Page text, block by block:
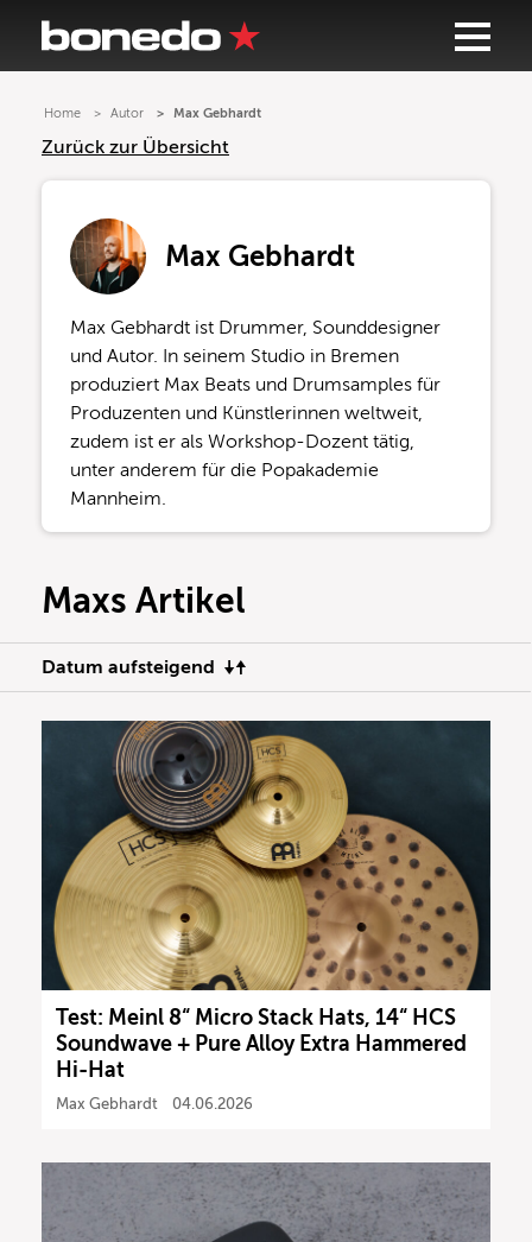
Home Autor Max Gebhardt
Zurück zur Übersicht
Max Gebhardt
Max Gebhardt ist Drummer, Sounddesigner
und Autor. In seinem Studio in Bremen
produziert Max Beats und Drumsamples für
Produzenten und Künstlerinnen weltweit,
zudem ist er als Workshop-Dozent tätig,
unter anderem für die Popakademie
Mannheim.
Maxs Artikel
Datum aufsteigend
Test: Meinl 8“ Micro Stack Hats, 14“ HCS
Soundwave + Pure Alloy Extra Hammered
Hi-Hat
Max Gebhardt 04.06.2026